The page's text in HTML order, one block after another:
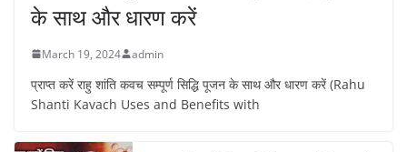
के साथ और धारण करें
March 19, 2024 admin
प्राप्त करें राहु शांति कवच सम्पूर्ण सिद्धि पूजन के साथ और धारण करें (Rahu
Shanti Kavach Uses and Benefits with